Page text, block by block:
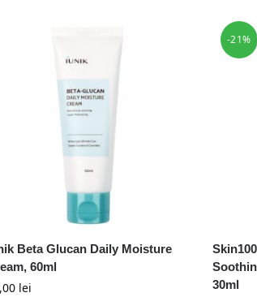
Beta Glucan Daily Moisture
60ml
lei
-21%
30ml